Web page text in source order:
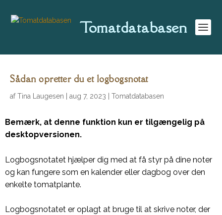
Tomatdatabasen
Sådan opretter du et logbogsnotat
afTina Laugesen aug 7, 2023 Tomatdatabasen
Bemærk, at denne funktion kun er tilgængelig på
desktopversionen.
Logbogsnotatet hjælper dig med at få styr på dine noter
og kan fungere som en kalender eller dagbog over den
enkelte tomatplante.
Logbogsnotatet er oplagt at bruge til at skrive noter, der